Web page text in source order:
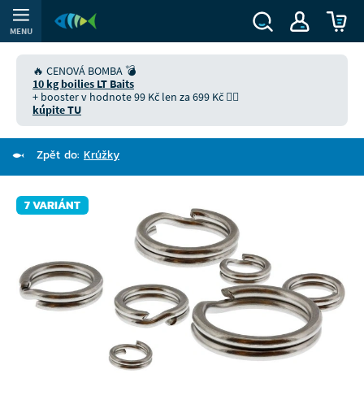
MENU
🔥 CENOVÁ BOMBA 💣
10 kg boilies LT Baits
+ booster v hodnote 99 Kč len za 699 Kč 👉🏻
kúpite TU
Zpět do: Krúžky
7 VARIÁNT